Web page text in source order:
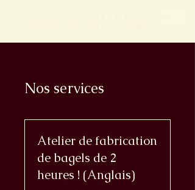
Nos services
Atelier de fabrication
de bagels de 2
heures ! (Anglais)